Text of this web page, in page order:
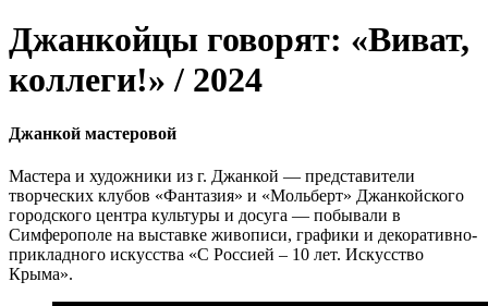
Джанкойцы говорят: «Виват,
коллеги!» / 2024
Джанкой мастеровой
Мастера и художники из г. Джанкой — представители
творческих клубов «Фантазия» и «Мольберт» Джанкойского
городского центра культуры и досуга — побывали в
Симферополе на выставке живописи, графики и декоративно-
прикладного искусства «С Россией – 10 лет. Искусство
Крыма».